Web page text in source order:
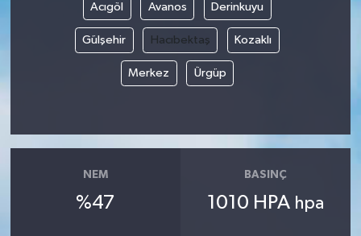
Acıgöl Avanos Derinkuyu
Gülşehir Hacıbektaş Kozaklı
Merkez Ürgüp
NEM
%47
BASINÇ
1010 HPA hpa